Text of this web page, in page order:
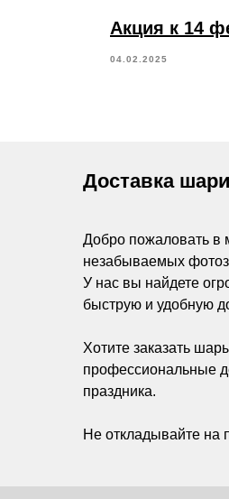
Акция к 14
04.02.2025
Доставка
Добро пожаловать в
незабываемых
У нас вы найдете
быструю и удобную
Хотите заказать
профессиональные
праздника.
Не откладывайте на